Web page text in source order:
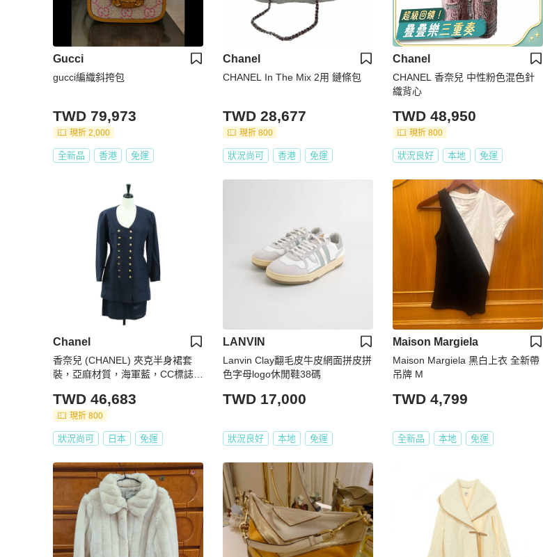
Gucci
gucci編織斜挎包
TWD 79,973
現折 2,000
全新品 香港 免運
Chanel
CHANEL In The Mix 2用 鏈條包
TWD 28,677
現折 800
狀況尚可 香港 免運
Chanel
CHANEL 香奈兒 中性粉色混色針
織背心
TWD 48,950
現折 800
狀況良好 本地 免運
Chanel
香奈兒 (CHANEL) 夾克半身裙套
裝，亞麻材質，海軍藍，CC標誌，
TWD 46,683
現折 800
狀況尚可 日本 免運
LANVIN
Lanvin Clay翻毛皮牛皮網面拼皮拼
色字母logo休閒鞋38碼
TWD 17,000
狀況良好 本地 免運
Maison Margiela
Maison Margiela 黑白上衣 全新帶
吊牌 M
TWD 4,799
全新品 本地 免運